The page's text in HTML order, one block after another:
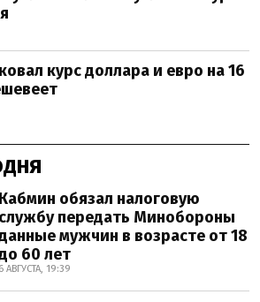
курс доллара и евро на 16
Кабмин обязал налоговую
службу передать Минобороны
мужчин в возрасте от 18
60 лет
6 АВГУСТА, 19:39